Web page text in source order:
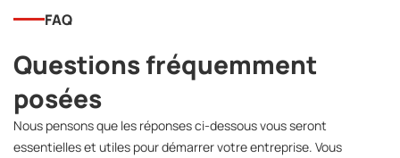
FAQ
Questions fréquemment
posées
Nous pensons que les réponses ci-dessous vous seront
essentielles et utiles pour démarrer votre entreprise. Vous